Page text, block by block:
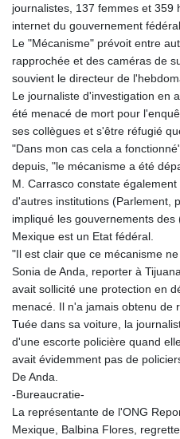
journalistes, 137 femmes et 359
internet du gouvernement fédéral.
Le "Mécanisme" prévoit entre
rapprochée et des caméras de
souvient le directeur de
Le journaliste d'investigation en
été menacé de mort pour
ses collègues et s'être réfugié
"Dans mon cas cela a
depuis, "le mécanisme a été
M. Carrasco constate
d'autres institutions (Parlement,
impliqué les gouvernements
Mexique est un Etat fédéral.
"Il est clair que ce mécanisme
Sonia de Anda, reporter à
avait sollicité une protection en
menacé. Il n'a jamais obtenu de
Tuée dans sa voiture, la
d'une escorte policière quand
avait évidemment pas de
De Anda.
-Bureaucratie-
La représentante de l'ONG
Mexique, Balbina Flores,